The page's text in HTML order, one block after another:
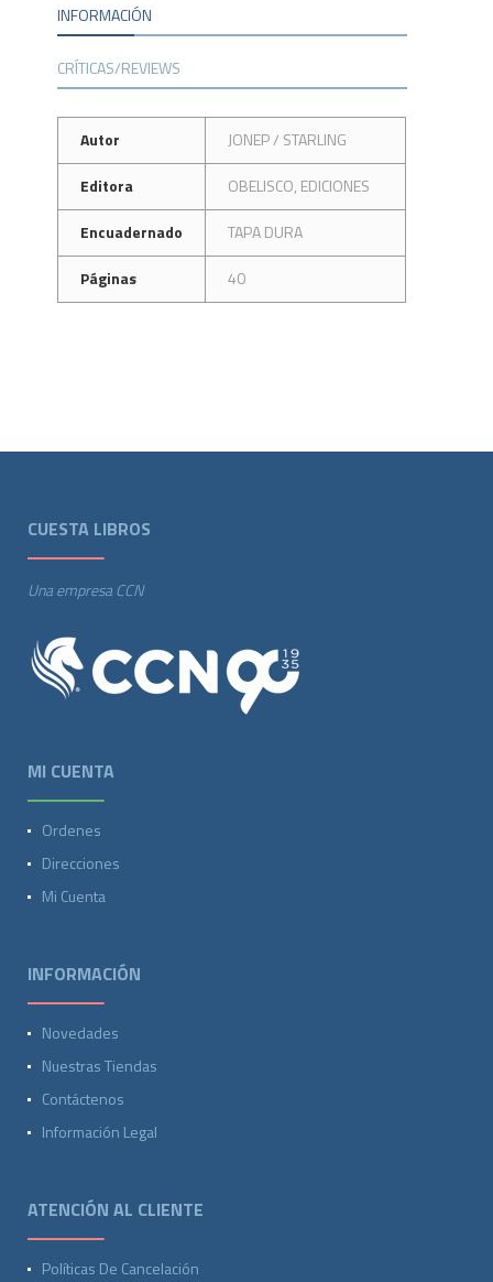
INFORMACIÓN
CRÍTICAS/REVIEWS
Autor
JONEP / STARLING
Editora
OBELISCO, EDICIONES
Encuadernado
TAPA DURA
Páginas
40
CUESTA LIBROS
Una empresa CCN
MI CUENTA
Ordenes
Direcciones
Mi Cuenta
INFORMACIÓN
Novedades
Nuestras Tiendas
Contáctenos
Información Legal
ATENCIÓN AL CLIENTE
Políticas De Cancelación